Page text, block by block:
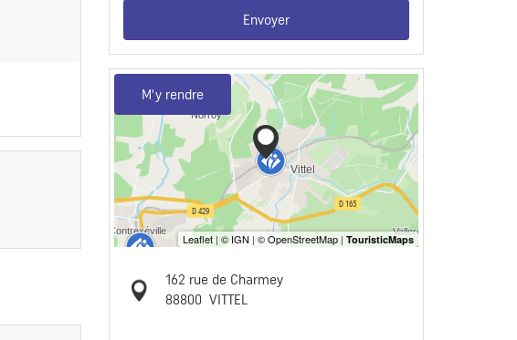
Envoyer
M'y rendre
162 rue de Charmey
88800 VITTEL